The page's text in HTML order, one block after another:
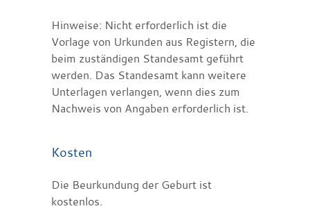
Hinweise: Nicht erforderlich ist die
Vorlage von Urkunden aus Registern, die
beim zuständigen Standesamt geführt
werden. Das Standesamt kann weitere
Unterlagen verlangen, wenn dies zum
Nachweis von Angaben erforderlich ist.
Kosten
Die Beurkundung der Geburt ist
kostenlos.